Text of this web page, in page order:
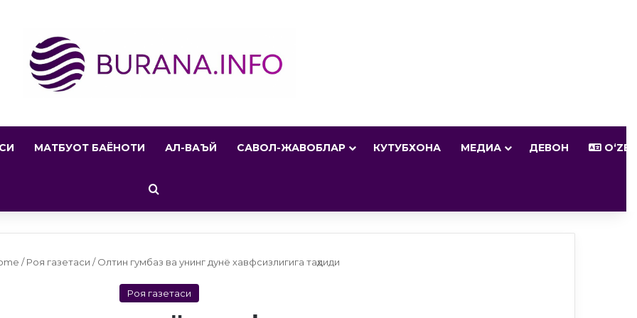
МАТБУОТ БАЁНОТИ АЛ-ВАЪЙ САВОЛ-ЖАВОБЛАР КУТУБХОНА МЕДИА ДЕВОН
/ Роя газетаси / Олтин гумбаз ва унинг дунё хавфсизлигига таҳдиди
Роя газетаси